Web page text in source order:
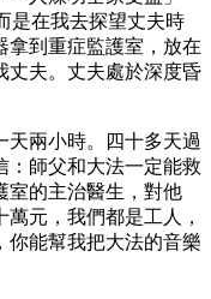
是在我去探望丈夫時
拿到重症監護室，放在
丈夫。丈夫處於深度昏
天兩小時。四十多天過
：師父和大法一定能救
室的主治醫生，對他
元，我們都是工人，
你能幫我把大法的音樂